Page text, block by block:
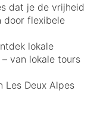
dat je de vrijheid
door flexibele
lokale
van lokale tours
Les Deux Alpes